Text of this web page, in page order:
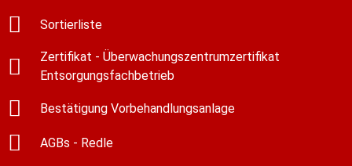
Sortierliste
Zertifikat - Überwachungszentrumzertifikat
Entsorgungsfachbetrieb
Bestätigung Vorbehandlungsanlage
AGBs - Redle